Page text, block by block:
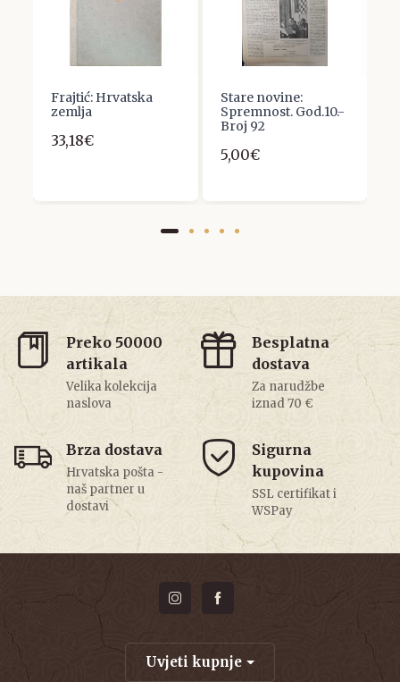
Frajtić: Hrvatska
zemlja
33,18€
Stare novine:
Spremnost. God.10.-
Broj 92
5,00€
Preko 50000
artikala
Velika kolekcija
naslova
Besplatna
dostava
Za narudžbe
iznad 70 €
Brza dostava
Hrvatska pošta -
naš partner u
dostavi
Sigurna
kupovina
SSL certifikat i
WSPay
Uvjeti kupnje